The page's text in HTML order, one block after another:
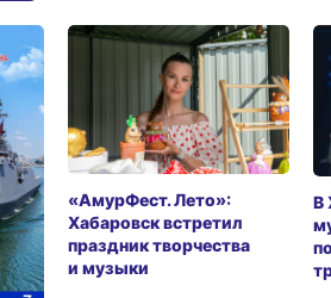
«АмурФест. Лето»:
Хабаровск встретил
праздник творчества
и музыки
В